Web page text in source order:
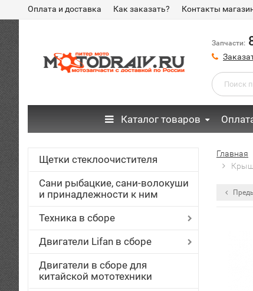
Оплата и доставка Как заказать? Контакты
Запчасти:
Каталог товаров
Щетки стеклоочистителя
Сани рыбацкие, сани-волокуши
и принадлежности к ним
Техника в сборе
Двигатели Lifan в сборе
Двигатели в сборе для
китайской мототехники
Главная